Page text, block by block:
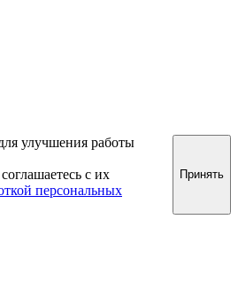
улучшения работы
с их
персональных
Принять